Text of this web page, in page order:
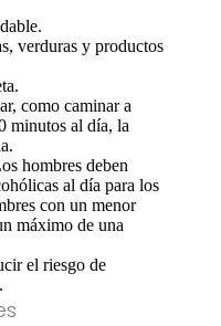
verduras y productos
como caminar a
minutos al día, la
hombres deben
al día para los
con un menor
máximo de una
el riesgo de